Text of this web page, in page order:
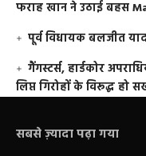
फराह खान ने उठाई बहस
पूर्व विधायक बलजीत
गैंगस्टर्स, हार्डकोर
लिप्त गिरोहों के विरूद्ध हो
सबसे ज़्यादा पढ़ा गया